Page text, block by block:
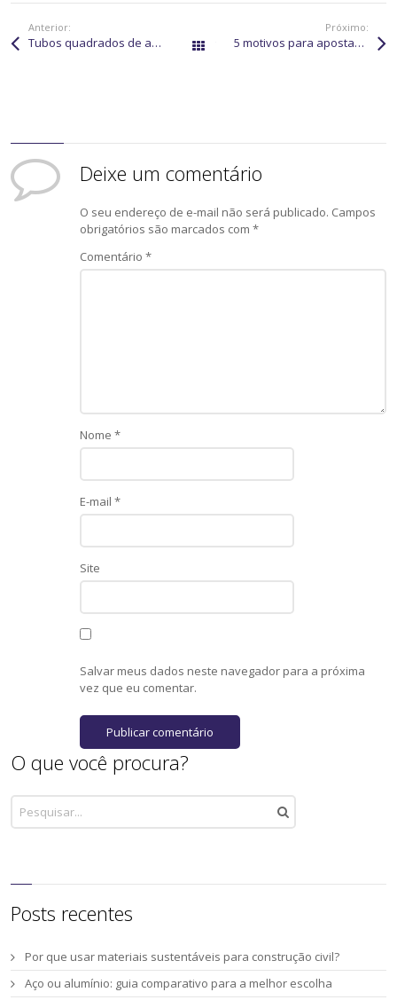
Anterior:
Tubos quadrados de alumínio: uma solução leve e resistente Todos os posts
Próximo:
5 motivos para apostar em perfis de alumínio para portas
Deixe um comentário
O seu endereço de e-mail não será publicado. Campos
obrigatórios são marcados com*
Comentário*
Nome*
E-mail*
Site
Salvar meus dados neste navegador para a próxima
vez que eu comentar.
O que você procura?
Posts recentes
Por que usar materiais sustentáveis para construção civil?
Aço ou alumínio: guia comparativo para a melhor escolha